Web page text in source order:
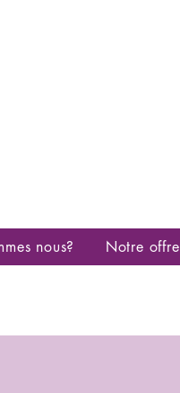
nous? Notre offre